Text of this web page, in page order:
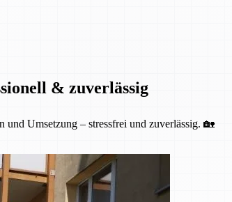
& zuverlässig
Umsetzung – stressfrei und zuverlässig. 🏡